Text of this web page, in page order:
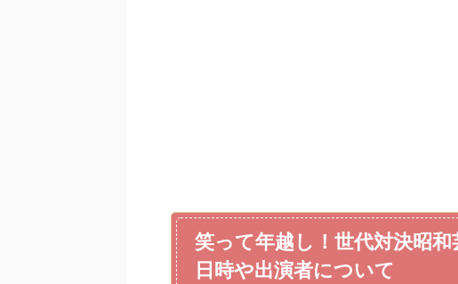
笑って年越し！世代対決昭
日時や出演者について